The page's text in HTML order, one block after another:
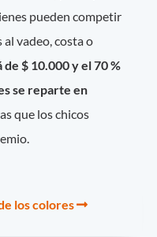
pueden competir
vadeo, costa o
$ 10.000 y el 70 %
se reparte en
que los chicos
los colores